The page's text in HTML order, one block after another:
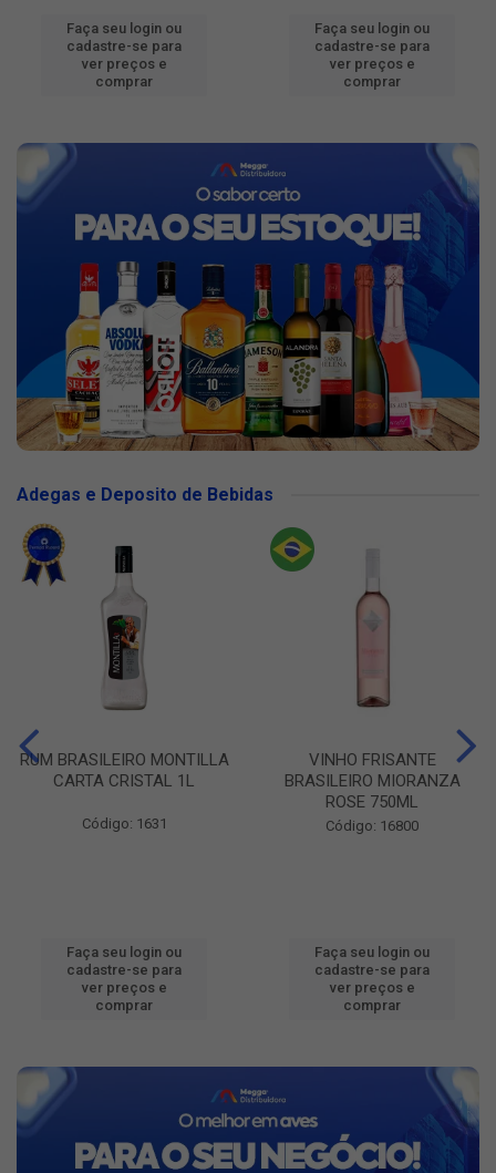
Faça seu login ou
cadastre-se para
ver preços e
comprar
Faça seu login ou
cadastre-se para
ver preços e
comprar
Adegas e Deposito de Bebidas
RUM BRASILEIRO MONTILLA
CARTA CRISTAL 1L
Código: 1631
Faça seu login ou
cadastre-se para
ver preços e
comprar
VINHO FRISANTE
BRASILEIRO MIORANZA
ROSE 750ML
Código: 16800
Faça seu login ou
cadastre-se para
ver preços e
comprar